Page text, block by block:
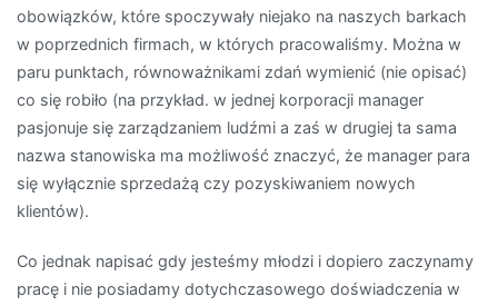
obowiązków, które spoczywały niejako na naszych barkach
w poprzednich firmach, w których pracowaliśmy. Można w
paru punktach, równoważnikami zdań wymienić (nie opisać)
co się robiło (na przykład. w jednej korporacji manager
pasjonuje się zarządzaniem ludźmi a zaś w drugiej ta sama
nazwa stanowiska ma możliwość znaczyć, że manager para
się wyłącznie sprzedażą czy pozyskiwaniem nowych
klientów).
Co jednak napisać gdy jesteśmy młodzi i dopiero zaczynamy
pracę i nie posiadamy dotychczasowego doświadczenia w